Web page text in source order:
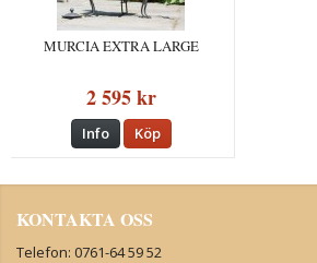
MURCIA EXTRA LARGE
2 595 kr
Info Köp
KONTAKTA OSS
Telefon: 0761-64 59 52